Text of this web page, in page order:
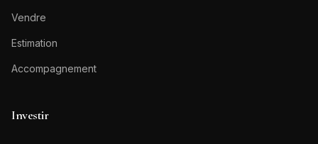
Vendre
Estimation
Accompagnement
Investir